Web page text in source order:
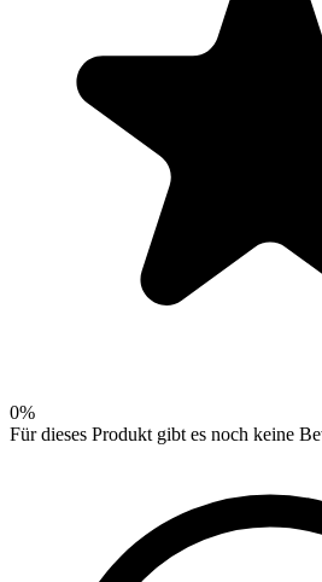
0%
Für dieses Produkt gibt es noch keine